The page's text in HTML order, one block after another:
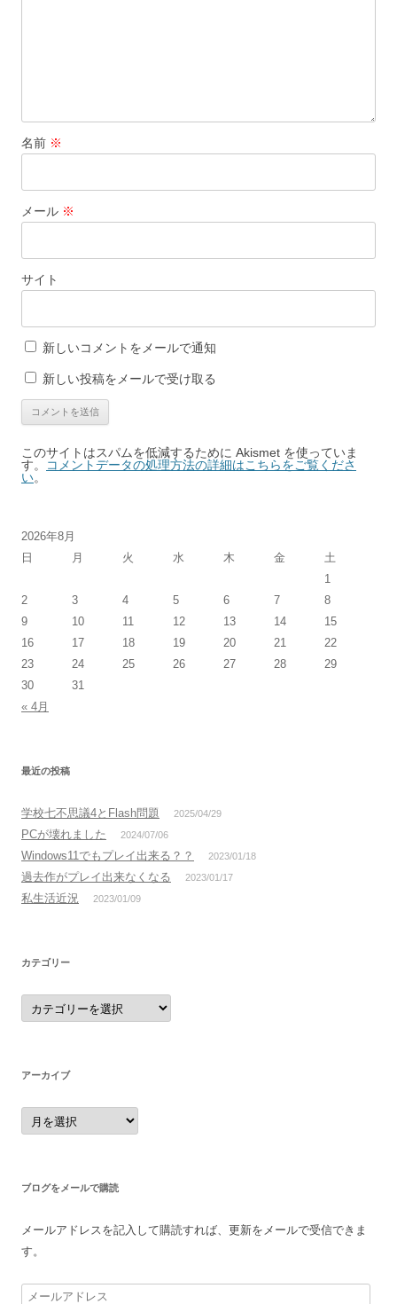
名前 ※
メール ※
サイト
新しいコメントをメールで通知
新しい投稿をメールで受け取る
このサイトはスパムを低減するために Akismet を使っていま
す。
コメントデータの処理方法の詳細はこちらをご覧くださ
い。
2026年8月
日
月 火 水 木 金
土
1
2
3 4 5 6 7
8
9
10 11 12 13 14
15
16
17 18 19 20 21
22
23
24 25 26 27 28
29
30
31
« 4月
最近の投稿
学校七不思議4とFlash問題 2025/04/29
PCが壊れました 2024/07/06
Windows11でもプレイ出来る？？ 2023/01/18
過去作がプレイ出来なくなる 2023/01/17
私生活近況 2023/01/09
カテゴリー
カ
テ
ゴ
アーカイブ
ア
ー
カ
ブログをメールで購読
メールアドレスを記入して購読すれば、更新をメールで受信できま
す。
メ